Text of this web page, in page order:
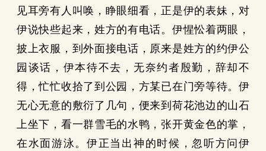
见耳旁有人叫唤，睁眼细看，正是伊的表妹，对
伊说快些起来，姓方的有电话。伊惺忪着两眼，
披上衣服，到外面接电话，原来是姓方的约伊公
园谈话，伊本待不去，无奈约者殷勤，辞却不
得，忙忙收拾了到公园，方某已在门旁等待。伊
无心无意的敷衍了几句，便来到荷花池边的山石
上坐下，看一群雪毛的水鸭，张开黄金色的掌，
在水面游泳。伊正当出神的时候，忽听方问伊